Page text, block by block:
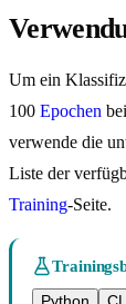
Um ein
100 Epochen
verwende die
Liste der
Training-Seite.